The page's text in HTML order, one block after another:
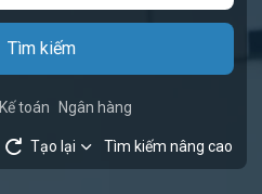
Tìm kiếm
Kế toán Ngân hàng
Tạo lại Tìm kiếm nâng cao